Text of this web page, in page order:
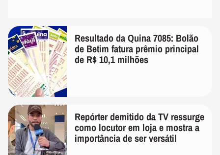
Resultado da Quina 7085: Bolão
de Betim fatura prêmio principal
de R$ 10,1 milhões
Repórter demitido da TV ressurge
como locutor em loja e mostra a
importância de ser versátil